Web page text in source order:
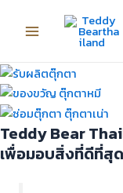
Teddy Bear
เพื่อมอบสิ่งที่ดีที่สุ
price
was: